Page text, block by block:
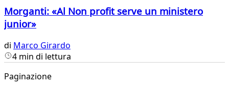
Morganti: «Al Non profit serve un ministero
junior»
di Marco Girardo
4 min di lettura
Paginazione